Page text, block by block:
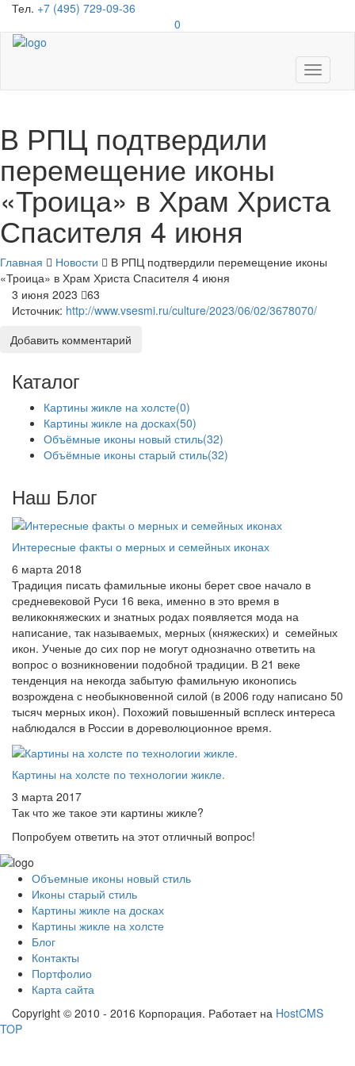
Тел. +7 (495) 729-09-36
0
Toggle
В РПЦ подтвердили
перемещение иконы
«Троица» в Храм Христа
Спасителя 4 июня
Главная Новости
В РПЦ подтвердили перемещение иконы
«Троица» в Храм Христа Спасителя 4 июня
3 июня 2023
63
Источник: http://www.vsesmi.ru/culture/2023/06/02/3678070/
Добавить комментарий
Каталог
Картины жикле на холсте(0)
Картины жикле на досках(50)
Объёмные иконы новый стиль(32)
Объёмные иконы старый стиль(32)
Наш Блог
Интересные факты о мерных и семейных иконах
6 марта 2018
Традиция писать фамильные иконы берет свое начало в
средневековой Руси 16 века, именно в это время в
великокняжеских и знатных родах появляется мода на
написание, так называемых, мерных (княжеских) и семейных
икон. Ученые до сих пор не могут однозначно ответить на
вопрос о возникновении подобной традиции. В 21 веке
тенденция на некогда забытую фамильную иконопись
возрождена с необыкновенной силой (в 2006 году написано 50
тысяч мерных икон). Похожий повышенный всплеск интереса
наблюдался в России в дореволюционное время.
Картины на холсте по технологии жикле.
3 марта 2017
Так что же такое эти картины жикле?
Попробуем ответить на этот отличный вопрос!
Объемные иконы новый стиль
Иконы старый стиль
Картины жикле на досках
Картины жикле на холсте
Блог
Контакты
Портфолио
Карта сайта
Copyright © 2010 - 2016 Корпорация. Работает на HostCMS
TOP